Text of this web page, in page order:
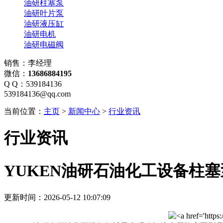
油研柱塞泵
油研叶片泵
油研液压缸
油研电机
油研电磁阀
销售：李经理
微信： 13686884195
Q Q：539184136
539184136@qq.com
当前位置： 主页 > 新闻中心 > 行业资讯
行业资讯
YUKEN油研石油化工设备柱
更新时间：2026-05-12 10:07:09